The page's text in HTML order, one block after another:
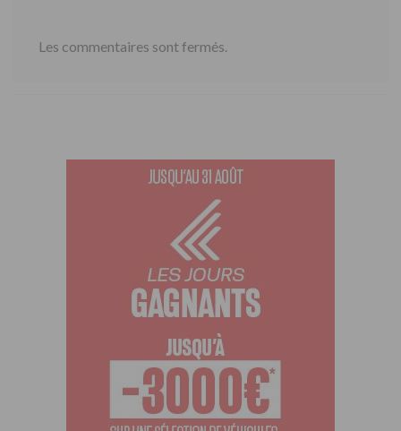
Les commentaires sont fermés.